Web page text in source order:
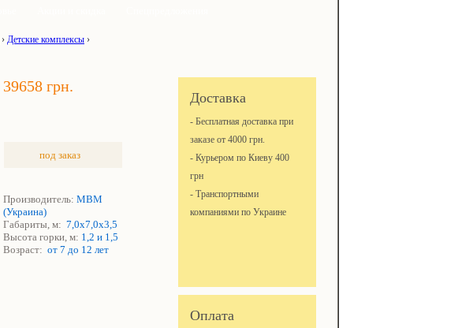
› Детские комплексы ›
39658 грн.
под заказ
Производитель: МВМ
(Украина)
Габариты, м: 7,0х7,0х3,5
Высота горки, м: 1,2 и 1,5
Возраст: от 7 до 12 лет
Доставка
- Бесплатная доставка при
заказе от 4000 грн.
- Курьером по Киеву 400
грн
- Транспортными
компаниями по Украине
Оплата